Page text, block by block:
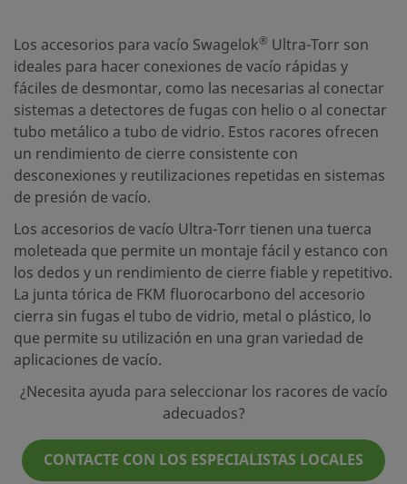
Los accesorios para vacío Swagelok® Ultra-Torr son
ideales para hacer conexiones de vacío rápidas y
fáciles de desmontar, como las necesarias al conectar
sistemas a detectores de fugas con helio o al conectar
tubo metálico a tubo de vidrio. Estos racores ofrecen
un rendimiento de cierre consistente con
desconexiones y reutilizaciones repetidas en sistemas
de presión de vacío.
Los accesorios de vacío Ultra-Torr tienen una tuerca
moleteada que permite un montaje fácil y estanco con
los dedos y un rendimiento de cierre fiable y repetitivo.
La junta tórica de FKM fluorocarbono del accesorio
cierra sin fugas el tubo de vidrio, metal o plástico, lo
que permite su utilización en una gran variedad de
aplicaciones de vacío.
¿Necesita ayuda para seleccionar los racores de vacío
adecuados?
CONTACTE CON LOS ESPECIALISTAS LOCALES